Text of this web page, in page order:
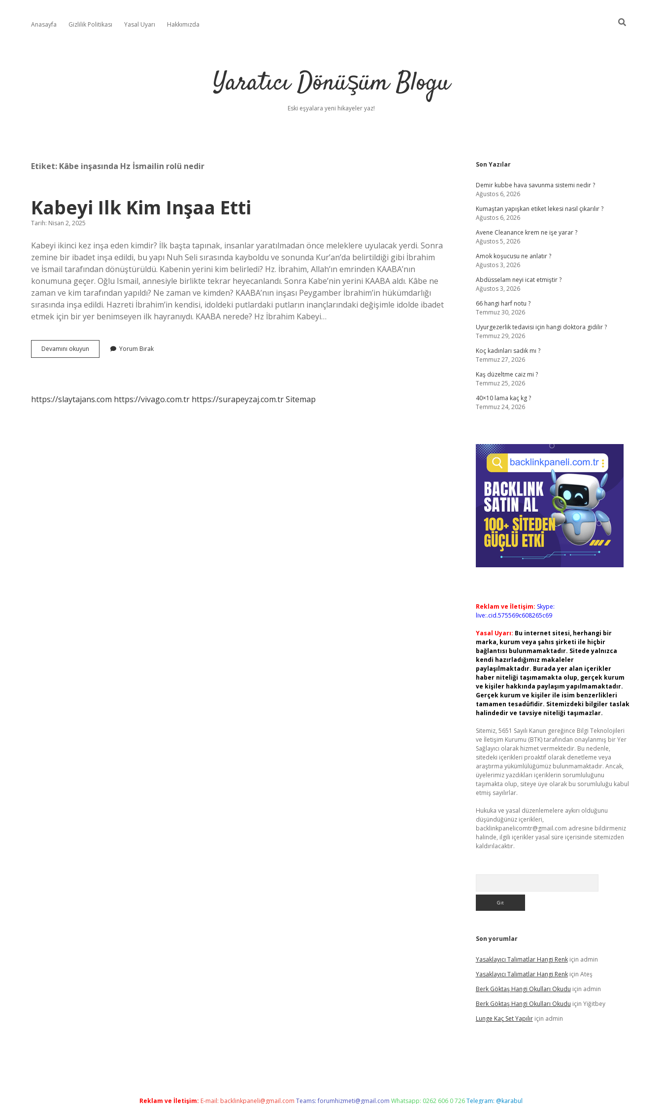
Anasayfa Gizlilik Politikası Yasal Uyarı Hakkımızda
Yaratıcı Dönüşüm Blogu
Eski eşyalara yeni hikayeler yaz!
Etiket: Kâbe inşasında Hz İsmailin rolü nedir
Kabeyi Ilk Kim Inşaa Etti
Tarih: Nisan 2, 2025
Kabeyi ikinci kez inşa eden kimdir? İlk başta tapınak, insanlar yaratılmadan önce meleklere uyulacak yerdi. Sonra
zemine bir ibadet inşa edildi, bu yapı Nuh Seli sırasında kayboldu ve sonunda Kur’an’da belirtildiği gibi İbrahim
ve İsmail tarafından dönüştürüldü. Kabenin yerini kim belirledi? Hz. İbrahim, Allah’ın emrinden KAABA’nın
konumuna geçer. Oğlu Ismail, annesiyle birlikte tekrar heyecanlandı. Sonra Kabe’nin yerini KAABA aldı. Kâbe ne
zaman ve kim tarafından yapıldı? Ne zaman ve kimden? KAABA’nın inşası Peygamber İbrahim’in hükümdarlığı
sırasında inşa edildi. Hazreti İbrahim’in kendisi, idoldeki putlardaki putların inançlarındaki değişimle idolde ibadet
etmek için bir yer benimseyen ilk hayranıydı. KAABA nerede? Hz İbrahim Kabeyi…
Devamını okuyun
Ilk
Yorum Bırak
https://slaytajans.com https://vivago.com.tr https://surapeyzaj.com.trSitemap
Sidebar
Son Yazılar
Demir kubbe hava savunma sistemi nedir ?
Ağustos 6, 2026
Kumaştan yapışkan etiket lekesi nasıl çıkarılır ?
Ağustos 6, 2026
Avene Cleanance krem ne işe yarar ?
Ağustos 5, 2026
Amok koşucusu ne anlatır ?
Ağustos 3, 2026
Abdüsselam neyi icat etmiştir ?
Ağustos 3, 2026
66 hangi harf notu ?
Temmuz 30, 2026
Uyurgezerlik tedavisi için hangi doktora gidilir ?
Temmuz 29, 2026
Koç kadınları sadık mı ?
Temmuz 27, 2026
Kaş düzeltme caiz mi ?
Temmuz 25, 2026
40×10 lama kaç kg ?
Temmuz 24, 2026
Reklam ve İletişim: Skype:
live:.cid.575569c608265c69
Yasal Uyarı: Bu internet sitesi, herhangi bir
marka, kurum veya şahıs şirketi ile hiçbir
bağlantısı bulunmamaktadır. Sitede yalnızca
kendi hazırladığımız makaleler
paylaşılmaktadır. Burada yer alan içerikler
haber niteliği taşımamakta olup, gerçek kurum
ve kişiler hakkında paylaşım yapılmamaktadır.
Gerçek kurum ve kişiler ile isim benzerlikleri
tamamen tesadüfidir. Sitemizdeki bilgiler taslak
halindedir ve tavsiye niteliği taşımazlar.
Sitemiz, 5651 Sayılı Kanun gereğince Bilgi Teknolojileri
ve İletişim Kurumu (BTK) tarafından onaylanmış bir Yer
Sağlayıcı olarak hizmet vermektedir. Bu nedenle,
sitedeki içerikleri proaktif olarak denetleme veya
araştırma yükümlülüğümüz bulunmamaktadır. Ancak,
üyelerimiz yazdıkları içeriklerin sorumluluğunu
taşımakta olup, siteye üye olarak bu sorumluluğu kabul
etmiş sayılırlar.
Hukuka ve yasal düzenlemelere aykırı olduğunu
düşündüğünüz içerikleri,
backlinkpanelicomtr@gmail.com adresine bildirmeniz
halinde, ilgili içerikler yasal süre içerisinde sitemizden
kaldırılacaktır.
Son yorumlar
Yasaklayıcı Talimatlar Hangi Renkiçin admin
Yasaklayıcı Talimatlar Hangi Renkiçin Ateş
Berk Göktaş Hangi Okulları Okudu için admin
Berk Göktaş Hangi Okulları Okudu için Yiğitbey
Lunge Kaç Set Yapılıriçin admin
Reklam ve İletişim: E-mail: backlinkpaneli@gmail.com Teams:forumhizmeti@gmail.com Whatsapp: 0262 606 0 726Telegram: @karabul